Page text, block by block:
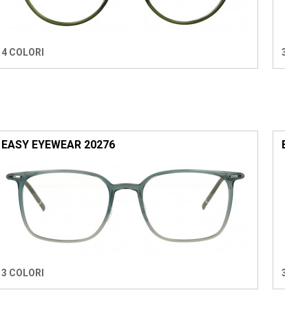
4 COLORI
EASY EYEWEAR 20276
3 COLORI